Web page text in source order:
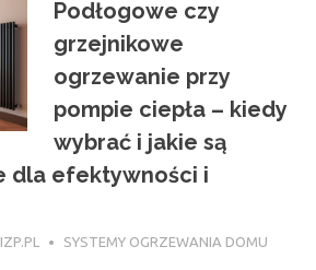
Podłogowe czy
grzejnikowe
ogrzewanie przy
pompie ciepła – kiedy
wybrać i jakie są
dla efektywności i
SYSTEMY OGRZEWANIA DOMU